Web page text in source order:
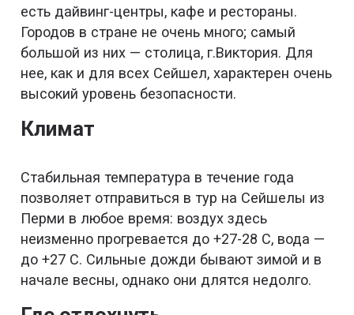
есть дайвинг-центры, кафе и рестораны.
Городов в стране не очень много; самый
большой из них — столица, г.Виктория. Для
нее, как и для всех Сейшел, характерен очень
высокий уровень безопасности.
Климат
Стабильная температура в течение года
позволяет отправиться в тур на Сейшелы из
Перми в любое время: воздух здесь
неизменно прогревается до +27-28 С, вода —
до +27 С. Сильные дожди бывают зимой и в
начале весны, однако они длятся недолго.